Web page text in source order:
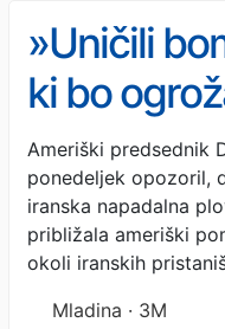
»Uničili
ki bo
blokado«
Ameriški predsednik
ponedeljek opozoril,
iranska napadalna
približala ameriški
okoli iranskih
Mladina · 3M